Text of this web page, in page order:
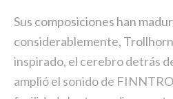
Sus composiciones han
considerablemente,
inspirado, el cerebro detrás
amplió el sonido de